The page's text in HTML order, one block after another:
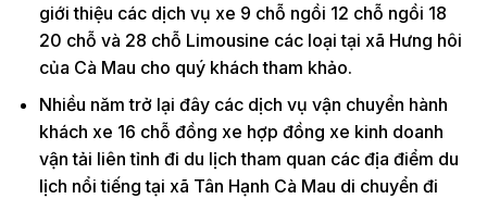
giới thiệu các dịch vụ xe 9 chỗ ngồi 12 chỗ ngồi 18
20 chỗ và 28 chỗ Limousine các loại tại xã Hưng hôi
của Cà Mau cho quý khách tham khảo.
Nhiều năm trở lại đây các dịch vụ vận chuyển hành
khách xe 16 chỗ đồng xe hợp đồng xe kinh doanh
vận tải liên tỉnh đi du lịch tham quan các địa điểm du
lịch nổi tiếng tại xã Tân Hạnh Cà Mau di chuyển đi